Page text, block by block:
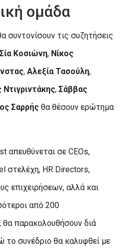
ομάδα
συντονίσουν τις συζητήσεις
Σία Κοσιώνη, Νίκος
, Αλεξία Τασούλη,
Ντιγριντάκης, Σάββας
Σαρρής θα θέσουν ερώτημα
απευθύνεται σε CEOs,
στελέχη, HR Directors,
επιχειρήσεων, αλλά και
από 200
θα παρακολουθήσουν διά
το συνέδριο θα καλυφθεί με